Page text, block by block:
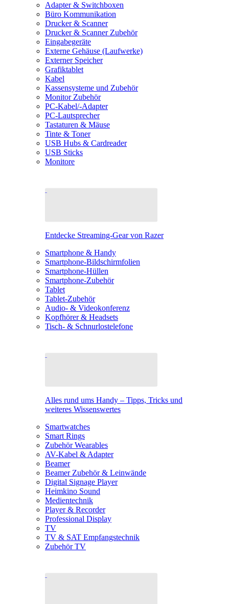
Adapter & Switchboxen
Büro Kommunikation
Drucker & Scanner
Drucker & Scanner Zubehör
Eingabegeräte
Externe Gehäuse (Laufwerke)
Externer Speicher
Grafiktablet
Kabel
Kassensysteme und Zubehör
Monitor Zubehör
PC-Kabel/-Adapter
PC-Lautsprecher
Tastaturen & Mäuse
Tinte & Toner
USB Hubs & Cardreader
USB Sticks
Monitore
Entdecke Streaming-Gear von Razer
Smartphone & Handy
Smartphone-Bildschirmfolien
Smartphone-Hüllen
Smartphone-Zubehör
Tablet
Tablet-Zubehör
Audio- & Videokonferenz
Kopfhörer & Headsets
Tisch- & Schnurlostelefone
Alles rund ums Handy – Tipps, Tricks und
weiteres Wissenswertes
Smartwatches
Smart Rings
Zubehör Wearables
AV-Kabel & Adapter
Beamer
Beamer Zubehör & Leinwände
Digital Signage Player
Heimkino Sound
Medientechnik
Player & Recorder
Professional Display
TV
TV & SAT Empfangstechnik
Zubehör TV